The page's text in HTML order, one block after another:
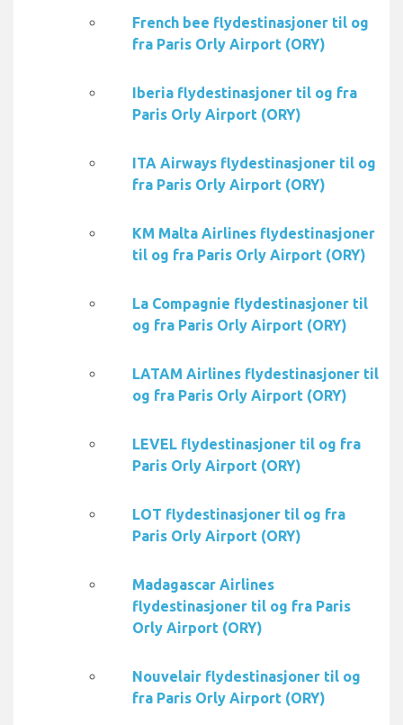
French bee flydestinasjoner til og
fra Paris Orly Airport (ORY)
Iberia flydestinasjoner til og fra
Paris Orly Airport (ORY)
ITA Airways flydestinasjoner til og
fra Paris Orly Airport (ORY)
KM Malta Airlines flydestinasjoner
til og fra Paris Orly Airport (ORY)
La Compagnie flydestinasjoner til
og fra Paris Orly Airport (ORY)
LATAM Airlines flydestinasjoner til
og fra Paris Orly Airport (ORY)
LEVEL flydestinasjoner til og fra
Paris Orly Airport (ORY)
LOT flydestinasjoner til og fra
Paris Orly Airport (ORY)
Madagascar Airlines
flydestinasjoner til og fra Paris
Orly Airport (ORY)
Nouvelair flydestinasjoner til og
fra Paris Orly Airport (ORY)